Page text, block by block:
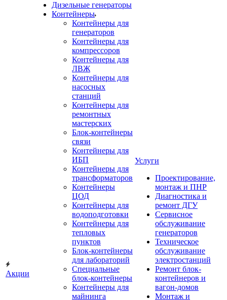
Акции
Дизельные генераторы
Контейнеры
Контейнеры для
генераторов
Контейнеры для
компрессоров
Контейнеры для
ЛВЖ
Контейнеры для
насосных
станций
Контейнеры для
ремонтных
мастерских
Блок-контейнеры
связи
Контейнеры для
ИБП
Контейнеры для
трансформаторов
Контейнеры
ЦОД
Контейнеры для
водоподготовки
Контейнеры для
тепловых
пунктов
Блок-контейнеры
для лабораторий
Специальные
блок-контейнеры
Контейнеры для
майнинга
Услуги
Проектирование,
монтаж и ПНР
Диагностика и
ремонт ДГУ
Сервисное
обслуживание
генераторов
Техническое
обслуживание
электростанций
Ремонт блок-
контейнеров и
вагон-домов
Монтаж и